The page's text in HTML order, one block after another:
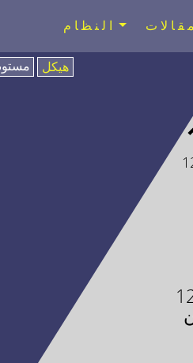
النظام مقالات
هيكل